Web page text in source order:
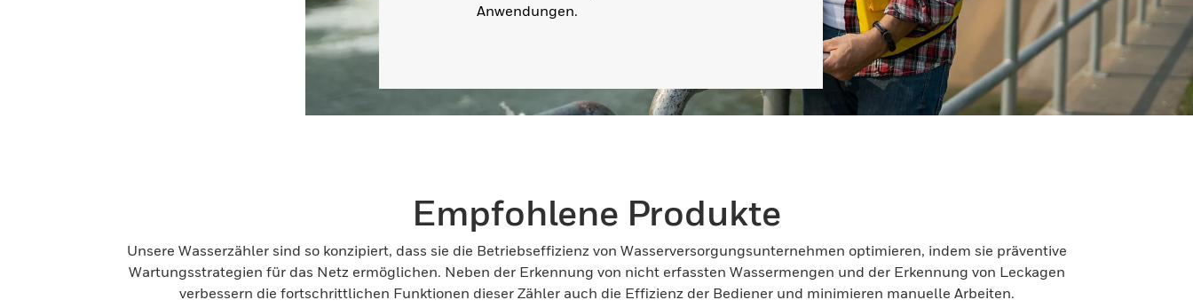
Anwendungen.
Empfohlene Produkte
Unsere Wasserzähler sind so konzipiert, dass sie die Betriebseffizienz von Wasserversorgungsunternehmen optimieren, indem sie präventive
Wartungsstrategien für das Netz ermöglichen. Neben der Erkennung von nicht erfassten Wassermengen und der Erkennung von Leckagen
verbessern die fortschrittlichen Funktionen dieser Zähler auch die Effizienz der Bediener und minimieren manuelle Arbeiten.